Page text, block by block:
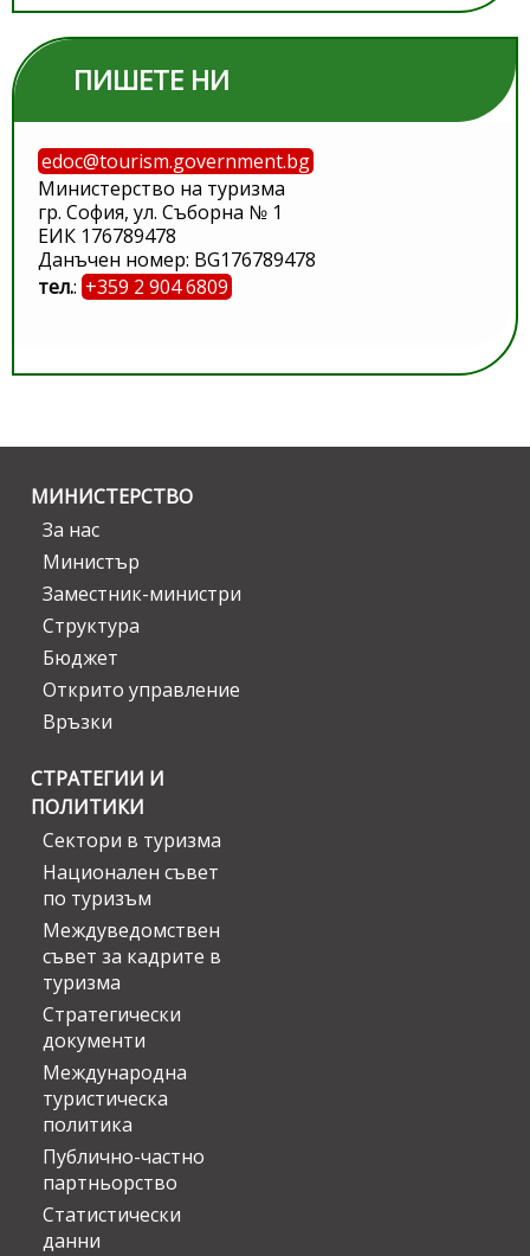
ПИШЕТЕ НИ
edoc@tourism.government.bg
Министерство на туризма
гр. София, ул. Съборна № 1
ЕИК 176789478
Данъчен номер: BG176789478
тел.: +359 2 904 6809
МИНИСТЕРСТВО
За нас
Министър
Заместник-министри
Структура
Бюджет
Открито управление
Връзки
СТРАТЕГИИ И
ПОЛИТИКИ
Сектори в туризма
Национален съвет
по туризъм
Междуведомствен
съвет за кадрите в
туризма
Стратегически
документи
Международна
туристическа
политика
Публично-частно
партньорство
Статистически
данни